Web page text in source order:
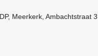
Meerkerk, Ambachtstraat 3